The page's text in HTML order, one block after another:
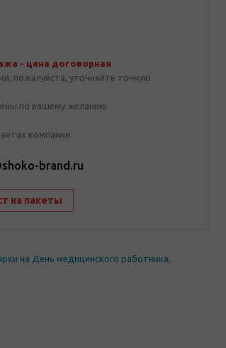
- цена договорная
пожалуйста, уточняйте точную
по вашему желанию
компании
brand.ru
на пакеты
на День медицинского работника,